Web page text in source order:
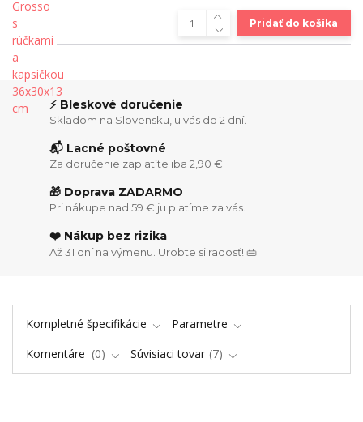
Pridať do košíka
⚡ Bleskové doručenie
Skladom na Slovensku, u vás do 2 dní.
📬 Lacné poštovné
Za doručenie zaplatíte iba 2,90 €.
🎁 Doprava ZADARMO
Pri nákupe nad 59 € ju platíme za vás.
❤️ Nákup bez rizika
Až 31 dní na výmenu. Urobte si radosť! 👜
Kompletné špecifikácie
Parametre
Komentáre
0 Súvisiaci tovar 7